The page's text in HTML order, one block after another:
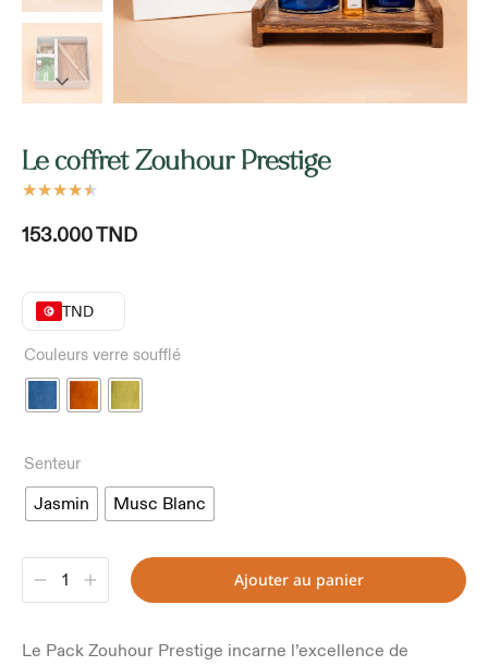
Le coffret Zouhour Prestige
★★★★★
153.000TND
TND
Couleurs verre soufflé
Senteur
Jasmin Musc Blanc
Ajouter au panier
Le Pack Zouhour Prestige incarne l’excellence de